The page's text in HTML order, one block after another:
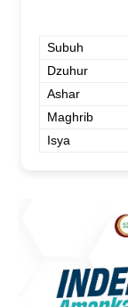
Subuh
Dzuhur
Ashar
Maghrib
Isya